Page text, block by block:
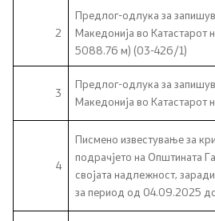
Претседател на Владата
Канцеларија на Претседателот
Заменици на Претседателот на
Министерства
СОЗР
2
Предлог-одлука за
Македонија во Катастарот
5088.76 м) (03-426/1)
3
Предлог-одлука за
Македонија во Катастарот
4
Писмено известување за
подрачјето на Општината
својата надлежност,
за период од 04.09.2025